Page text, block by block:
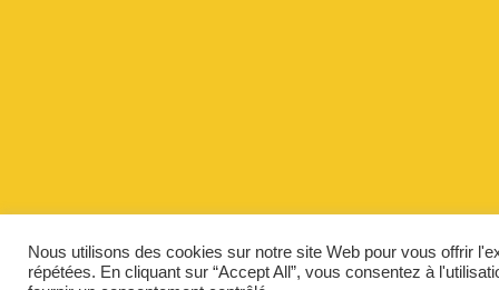
Nous utilisons des cookies sur notre site Web pour vous offrir
répétées. En cliquant sur “Accept All”, vous consentez à